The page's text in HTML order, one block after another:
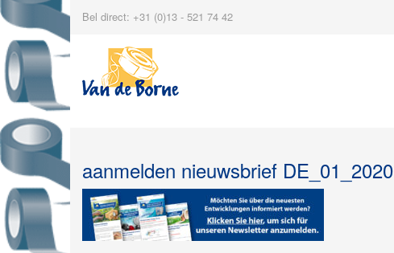
Bel direct: +31 (0)13 - 521 74 42
aanmelden nieuwsbrief DE_01_2020